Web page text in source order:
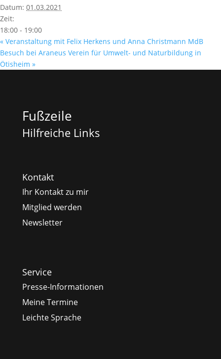
Datum: 01.03.2021
Zeit:
18:00 - 19:00
« Veranstaltung mit Felix Herkens und Anna Christmann MdB
Besuch bei Araneus Verein für Umwelt- und Naturbildung in
Ötisheim »
Fußzeile
Hilfreiche Links
Kontakt
Ihr Kontakt zu mir
Mitglied werden
Newsletter
Service
Presse-Informationen
Meine Termine
Leichte Sprache